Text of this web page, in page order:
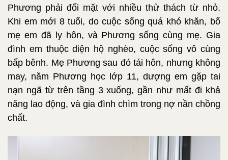
Phương phải đối mặt với nhiều thử thách từ nhỏ.
Khi em mới 8 tuổi, do cuộc sống quá khó khăn, bố
mẹ em đã ly hôn, và Phương sống cùng mẹ. Gia
đình em thuộc diện hộ nghèo, cuộc sống vô cùng
bấp bênh. Mẹ Phương sau đó tái hôn, nhưng không
may, năm Phương học lớp 11, dượng em gặp tai
nạn ngã từ trên tầng 3 xuống, gần như mất đi khả
năng lao động, và gia đình chìm trong nợ nần chồng
chất.